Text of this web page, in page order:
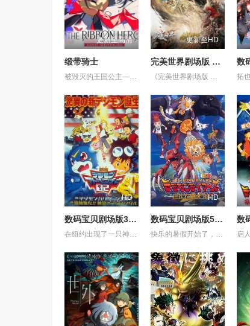
更新至高清
缎带骑士
被毁灭的王国公主——萨菲娅。 灾厄“内尔伽勒”夺走了她故乡希尔弗兰的一切，她在绝望的尽头，抵达了戈尔德兰。 她怀抱着过往，在人们的温柔相待中，开始觅得一丝微小的希望。 然而，仿佛是为了嘲弄这份平静的日常，灾厄“内尔伽勒”再度降临。 曾将故乡化为灰烬的绝望，如今又要夺走这片土地的光芒。 ——已经，不会再失去任何东西。也不会让任何人失去。 少女拂去悲伤的泪水，执剑而起。 这是一个系上缎带、决心反抗命运的，属于一位英雄的故事。
更新至HD
完美世界剧场版 九劫焚天
《完美世界剧场版 九劫焚天》是动画《完美世界》的第二部剧场版作品。故事聚焦仙古纪元终极之战。 祖祭灵柳神挺身而出，率众寻求希望。荒天帝石昊以一滴真血化作分身，逆转时空降临仙古，在生死与共中寻求根除黑暗的终极之法。 黑暗大劫降下，仙古终章，悲壮奏响！
HD
数码宝贝剧场版3：前篇・数码兽飓风登陆！！后篇・超绝进化！
HD
数码宝贝剧场版5：冒险者的战斗